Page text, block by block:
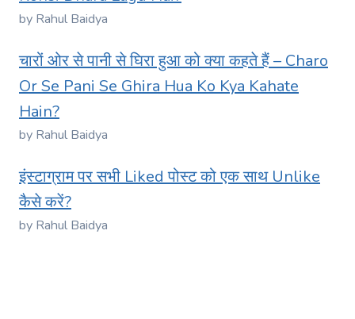
by Rahul Baidya
चारों ओर से पानी से घिरा हुआ को क्या कहते हैं – Charo
Or Se Pani Se Ghira Hua Ko Kya Kahate
Hain?
by Rahul Baidya
इंस्टाग्राम पर सभी Liked पोस्ट को एक साथ Unlike
कैसे करें?
by Rahul Baidya